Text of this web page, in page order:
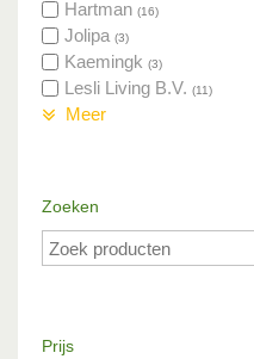
Hartman (16)
Jolipa (3)
Kaemingk (3)
Lesli Living B.V. (11)
Meer
Zoeken
Prijs